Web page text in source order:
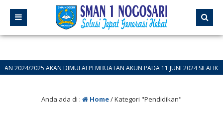
DIMULAI PEMBUATAN AKUN PADA 11 JUNI 2024 SILAHKAN BAGI CALON
Anda ada di : Home/Kategori "Pendidikan"